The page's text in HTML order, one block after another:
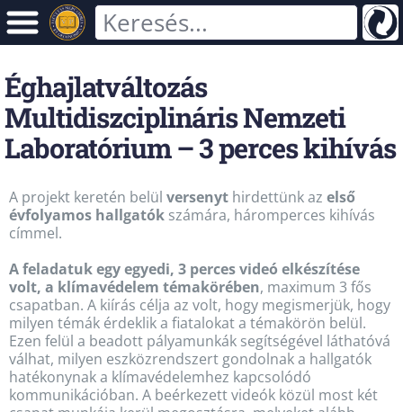
Éghajlatváltozás
Multidiszciplináris Nemzeti
Laboratórium – 3 perces kihívás
A projekt keretén belül versenyt hirdettünk az első
évfolyamos hallgatók számára, háromperces kihívás
címmel.
A feladatuk egy egyedi, 3 perces videó elkészítése
volt, a klímavédelem témakörében, maximum 3 fős
csapatban. A kiírás célja az volt, hogy megismerjük, hogy
milyen témák érdeklik a fiatalokat a témakörön belül.
Ezen felül a beadott pályamunkák segítségével láthatóvá
válhat, milyen eszközrendszert gondolnak a hallgatók
hatékonynak a klímavédelemhez kapcsolódó
kommunikációban. A beérkezett videók közül most két